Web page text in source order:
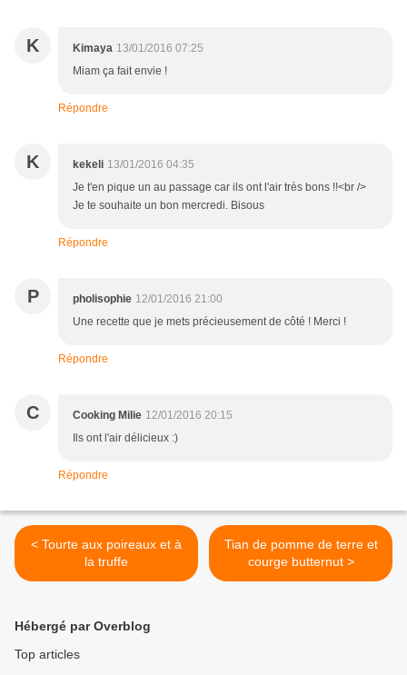
K Kimaya 13/01/2016 07:25
Miam ça fait envie !
Répondre
K kekeli 13/01/2016 04:35
Je t'en pique un au passage car ils ont l'air très bons !!<br />
Je te souhaite un bon mercredi. Bisous
Répondre
P pholisophie 12/01/2016 21:00
Une recette que je mets précieusement de côté ! Merci !
Répondre
C Cooking Milie 12/01/2016 20:15
Ils ont l'air délicieux :)
Répondre
< Tourte aux poireaux et à
la truffe
Tian de pomme de terre et
courge butternut >
Hébergé par Overblog
Top articles